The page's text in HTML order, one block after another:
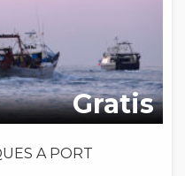
Gratis
A PORT